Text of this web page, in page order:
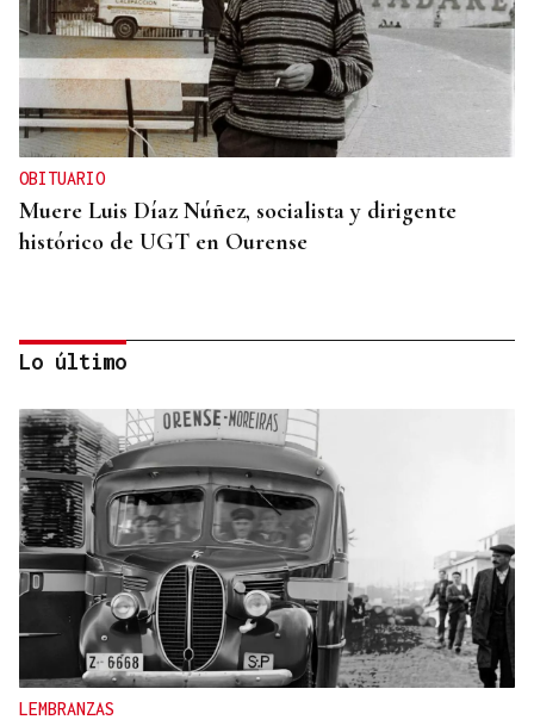
OBITUARIO
Muere Luis Díaz Núñez, socialista y dirigente
histórico de UGT en Ourense
CANEDO
Un herido en la colisión entre dos coches en la
entrada a las termas de Outariz
Lo último
LEMBRANZAS